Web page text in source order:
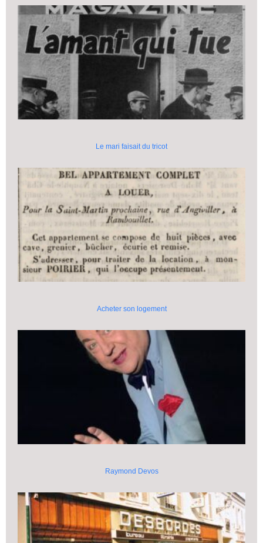
Le mari faisait du tricot
Acheter son logement
Raymond Devos